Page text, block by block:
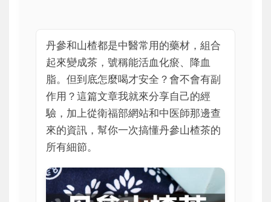
丹參和山楂都是中醫常用的藥材，組合
起來變成茶，號稱能活血化瘀、降血
脂。但到底怎麼喝才安全？會不會有副
作用？這篇文章我就來分享自己的經
驗，加上從衛福部網站和中医師那邊查
來的資訊，幫你一次搞懂丹參山楂茶的
所有細節。